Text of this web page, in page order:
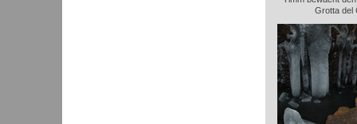
Grotta del